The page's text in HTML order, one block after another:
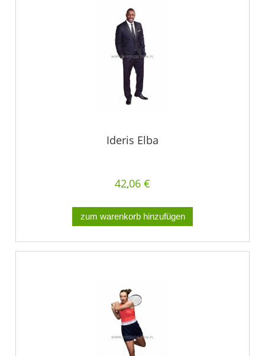
Ideris Elba
42,06 €
zum warenkorb hinzufügen